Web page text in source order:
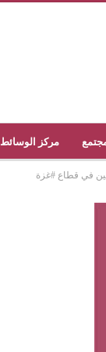
مركز الوسائط
في قطاع #غزة